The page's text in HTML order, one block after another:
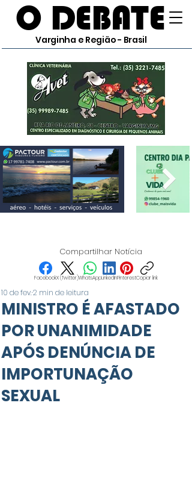
O DEBATE
Varginha e Região - Brasil
Compartilhar Notícia
FacebookX (Twitter)WhatsAppLinkedInPinterestCopiar link
MINISTRO É AFASTADO
POR UNANIMIDADE
APÓS DENÚNCIA DE
IMPORTUNAÇÃO
SEXUAL
10 de fev.2 min de leitura